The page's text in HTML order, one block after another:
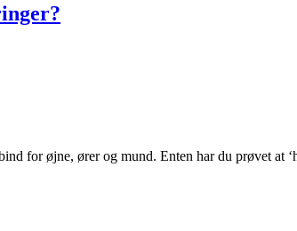
for øjne, ører og mund. Enten har du prøvet at